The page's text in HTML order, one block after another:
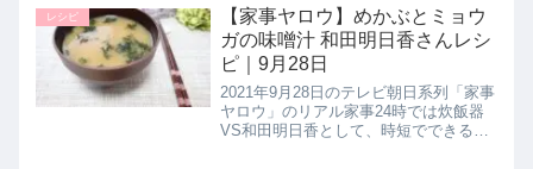
ンストップ記事一覧はこちら▼同日に
紹介されたフキと厚揚げのそ...
レシピ
【家事ヤロウ】めかぶとミョウ
ガの味噌汁 和田明日香さんレシ
ピ｜9月28日
2021年9月28日のテレビ朝日系列「家事
ヤロウ」のリアル家事24時では炊飯器
VS和田明日香として、時短でできる絶